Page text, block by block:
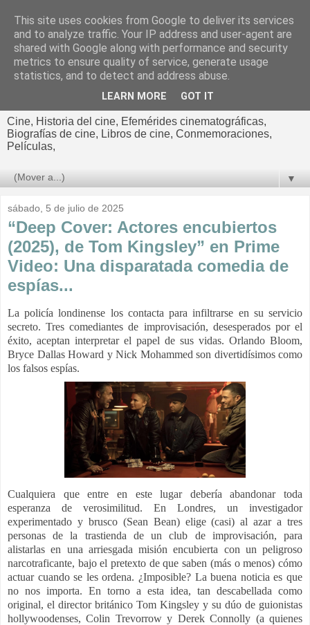
El cultural
cinematográfico de Jorge
Cine, Historia del cine, Efemérides cinematográficas,
Biografías de cine, Libros de cine, Conmemoraciones,
Películas,
▼
sábado, 5 de julio de 2025
“Deep Cover: Actores encubiertos
(2025), de Tom Kingsley” en Prime
Video: Una disparatada comedia de
espías...
La policía londinense los contacta para infiltrarse en su servicio
secreto. Tres comediantes de improvisación, desesperados por el
éxito, aceptan interpretar el papel de sus vidas. Orlando Bloom,
Bryce Dallas Howard y Nick Mohammed son divertidísimos como
los falsos espías.
Cualquiera que entre en este lugar debería abandonar toda
esperanza de verosimilitud. En Londres, un investigador
experimentado y brusco (Sean Bean) elige (casi) al azar a tres
personas de la trastienda de un club de improvisación, para
alistarlas en una arriesgada misión encubierta con un peligroso
narcotraficante, bajo el pretexto de que saben (más o menos) cómo
actuar cuando se les ordena. ¿Imposible? La buena noticia es que
no nos importa. En torno a esta idea, tan descabellada como
original, el director británico Tom Kingsley y su dúo de guionistas
hollywoodenses, Colin Trevorrow y Derek Connolly (a quienes
This site uses cookies from Google to deliver its services
and to analyze traffic. Your IP address and user-agent are
shared with Google along with performance and security
metrics to ensure quality of service, generate usage
statistics, and to detect and address abuse.
LEARN MORE GOT IT